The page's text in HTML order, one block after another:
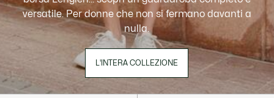
versatile. Per donne che non si fermano davanti a
nulla.
L'INTERA COLLEZIONE